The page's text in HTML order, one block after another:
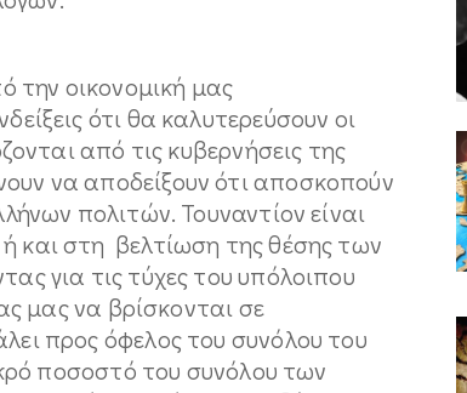
την οικονομική μας
ότι θα καλυτερεύσουν οι
από τις κυβερνήσεις της
να αποδείξουν ότι αποσκοπούν
πολιτών. Τουναντίον είναι
και στη βελτίωση της θέσης των
για τις τύχες του υπόλοιπου
μας να βρίσκονται σε
προς όφελος του συνόλου του
ποσοστό του συνόλου των